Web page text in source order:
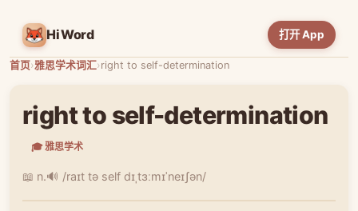
HiWord 打开 App
首页›雅思学术词汇›right to self-determination
right to self-determination
🎓 雅思学术
📖 n.🔊 /raɪt tə self dɪˌtɜːmɪˈneɪʃən/